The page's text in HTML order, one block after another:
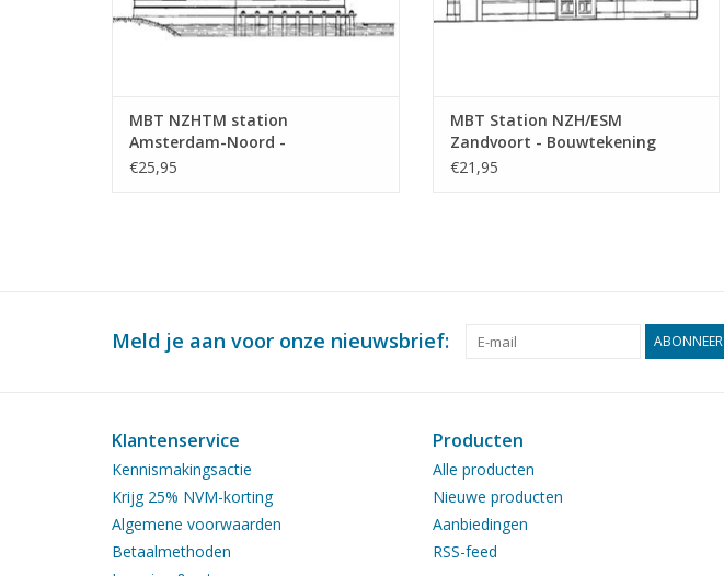
MBT NZHTM station
Amsterdam-Noord -
Bouwtekening Schaal 1 : 128
€25,95
MBT Station NZH/ESM
Zandvoort - Bouwtekening
Schaal 1 : 64 (30.00.010)
€21,95
Meld je aan voor onze nieuwsbrief: ABONNEER
Klantenservice
Kennismakingsactie
Krijg 25% NVM-korting
Algemene voorwaarden
Betaalmethoden
Producten
Alle producten
Nieuwe producten
Aanbiedingen
RSS-feed